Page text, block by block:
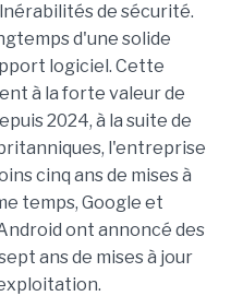
de sécurité.
d'une solide
logiciel. Cette
à la forte valeur de
2024, à la suite de
l'entreprise
cinq ans de mises à
temps, Google et
ont annoncé des
ans de mises à jour